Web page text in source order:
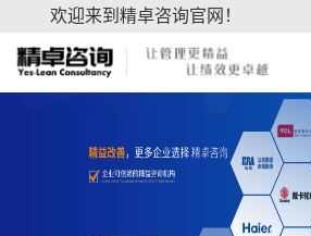
欢迎来到精卓咨询官网！